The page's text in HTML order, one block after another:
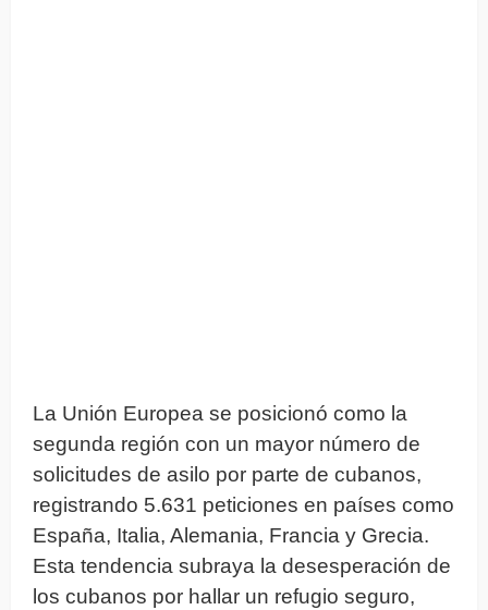
La Unión Europea se posicionó como la
segunda región con un mayor número de
solicitudes de asilo por parte de cubanos,
registrando 5.631 peticiones en países como
España, Italia, Alemania, Francia y Grecia.
Esta tendencia subraya la desesperación de
los cubanos por hallar un refugio seguro,